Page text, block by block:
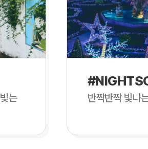
는 반짝반짝 빛나